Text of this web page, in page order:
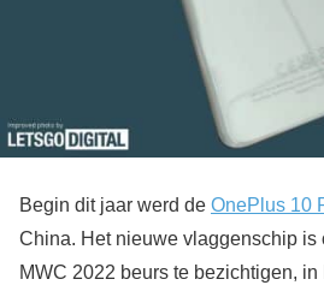
Begin dit jaar werd de OnePlus 10
China. Het nieuwe vlaggenschip is
MWC 2022 beurs te bezichtigen,